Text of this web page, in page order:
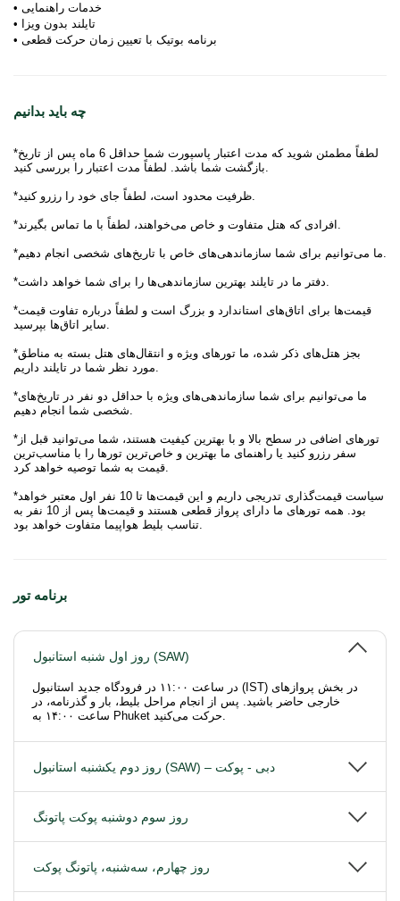
• خدمات راهنمایی
• تایلند بدون ویزا
چه باید بدانیم
*لطفاً مطمئن شوید که مدت اعتبار پاسپورت شما حداقل 6 ماه پس از تاریخ
بازگشت شما باشد. لطفاً مدت اعتبار را بررسی کنید.
*ظرفیت محدود است، لطفاً جای خود را رزرو کنید.
*افرادی که هتل متفاوت و خاص می‌خواهند، لطفاً با ما تماس بگیرند.
*ما می‌توانیم برای شما سازماندهی‌های خاص با تاریخ‌های شخصی انجام دهیم.
*دفتر ما در تایلند بهترین سازماندهی‌ها را برای شما خواهد داشت.
*قیمت‌ها برای اتاق‌های استاندارد و بزرگ است و لطفاً درباره تفاوت قیمت
سایر اتاق‌ها بپرسید.
*بجز هتل‌های ذکر شده، ما تورهای ویژه و انتقال‌های هتل بسته به مناطق
مورد نظر شما در تایلند داریم.
*ما می‌توانیم برای شما سازماندهی‌های ویژه با حداقل دو نفر در تاریخ‌های
شخصی شما انجام دهیم.
*تورهای اضافی در سطح بالا و با بهترین کیفیت هستند، شما می‌توانید قبل از
سفر رزرو کنید یا راهنمای ما بهترین و خاص‌ترین تورها را با مناسب‌ترین
قیمت به شما توصیه خواهد کرد.
*سیاست قیمت‌گذاری تدریجی داریم و این قیمت‌ها تا 10 نفر اول معتبر خواهد
بود. همه تورهای ما دارای پرواز قطعی هستند و قیمت‌ها پس از 10 نفر به
تناسب بلیط هواپیما متفاوت خواهد بود.
برنامه تور
روز اول شنبه استانبول (SAW)
در ساعت ۱۱:۰۰ در فرودگاه جدید استانبول (IST) در بخش پروازهای
خارجی حاضر باشید. پس از انجام مراحل بلیط، بار و گذرنامه، در
ساعت ۱۴:۰۰ به Phuket حرکت می‌کنید.
روز دوم یکشنبه استانبول (SAW) – دبی - پوکت
روز سوم دوشنبه پوکت پاتونگ
روز چهارم، سه‌شنبه، پاتونگ پوکت